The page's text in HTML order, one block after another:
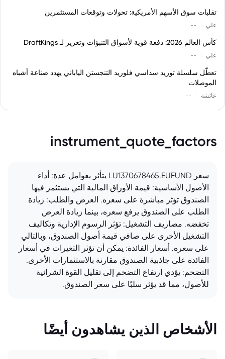
تقلبات سوق الأسهم الأمريكية: تحولات وتوقعات المستثمرين
علي --
كأس العالم 2026: دفعة قوية لأسواق التنبؤات وتعزيز لـ DraftKings
علي --
تعطّل سلسلة توريد سداسي فلوريد التنجستن الياباني يهدد صناعة أشباه
الموصلات
عائشة --
instrument_quote_factors
سعر LU1370678465.EUFUND يتأثر بعوامل عدة: أداء
الأصول الأساسية: قيمة الأوراق المالية التي يستثمر فيها
الصندوق تؤثر مباشرة على سعره. العرض والطلب: زيادة
الطلب على الصندوق يرفع سعره، بينما زيادة العرض
تخفضه. مصاريف التشغيل: تؤثر الرسوم الإدارية وتكاليف
التشغيل الأخرى على صافي قيمة أصول الصندوق، وبالتالي
على سعره. أسعار الفائدة: يمكن أن تؤثر التغيرات في أسعار
الفائدة على جاذبية الصندوق مقارنة بالاستثمارات الأخرى.
التضخم: يؤدي ارتفاع التضخم إلى تقليل القوة الشرائية
للأصول، مما قد يؤثر سلبًا على سعر الصندوق.
الأشخاص الذين يشاهدون أيضًا